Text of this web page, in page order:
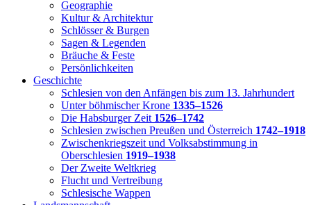
Geographie
Kultur & Architektur
Schlösser & Burgen
Sagen & Legenden
Bräuche & Feste
Persönlichkeiten
Geschichte
Schlesien von den Anfängen bis zum 13. Jahrhundert
Unter böhmischer Krone 1335–1526
Die Habsburger Zeit 1526–1742
Schlesien zwischen Preußen und Österreich 1742–1918
Zwischenkriegszeit und Volksabstimmung in
Oberschlesien 1919–1938
Der Zweite Weltkrieg
Flucht und Vertreibung
Schlesische Wappen